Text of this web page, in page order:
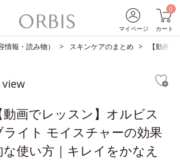
マイページ
0
カート
情報・読み物） スキンケアのまとめ 【動画
view
動画でレッスン】オルビス
ライト モイスチャーの効果
な使い方｜キレイをかなえ